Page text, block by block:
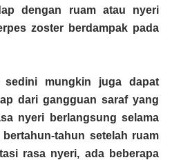
dengan ruam atau nyeri
zoster berdampak pada
sedini mungkin juga dapat
dari gangguan saraf yang
nyeri berlangsung selama
tahun setelah ruam
rasa nyeri, ada beberapa